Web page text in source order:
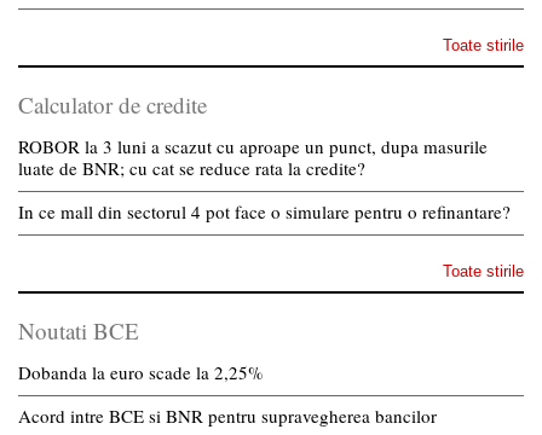
Toate stirile
Calculator de credite
ROBOR la 3 luni a scazut cu aproape un punct, dupa masurile
luate de BNR; cu cat se reduce rata la credite?
In ce mall din sectorul 4 pot face o simulare pentru o refinantare?
Toate stirile
Noutati BCE
Dobanda la euro scade la 2,25%
Acord intre BCE si BNR pentru supravegherea bancilor